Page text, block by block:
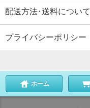
配送方法･送料について
プライバシーポリシー
ホーム